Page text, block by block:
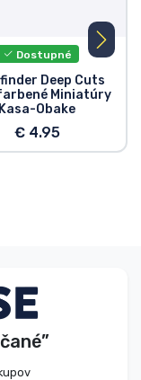
Dostupné
Deep Cuts
Miniatúry
Kasa-Obake
€ 4.95